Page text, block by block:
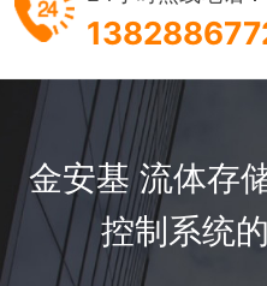
金安基 流体存
控制系统